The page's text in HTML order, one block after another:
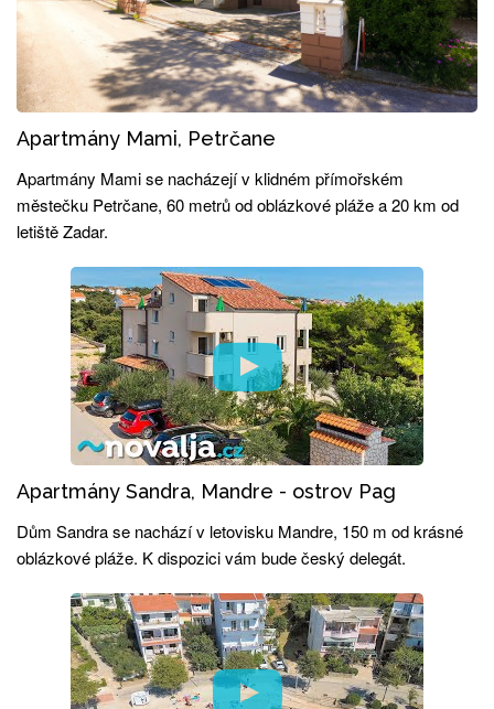
Apartmány Mami, Petrčane
Apartmány Mami se nacházejí v klidném přímořském
městečku Petrčane, 60 metrů od oblázkové pláže a 20 km od
letiště Zadar.
Apartmány Sandra, Mandre - ostrov Pag
Dům Sandra se nachází v letovisku Mandre, 150 m od krásné
oblázkové pláže. K dispozici vám bude český delegát.